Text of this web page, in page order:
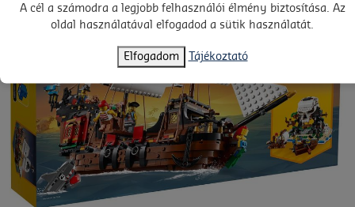
A cél a számodra a legjobb felhasználói élmény biztosítása. Az
oldal használatával elfogadod a sütik használatát.
Elfogadom Tájékoztató